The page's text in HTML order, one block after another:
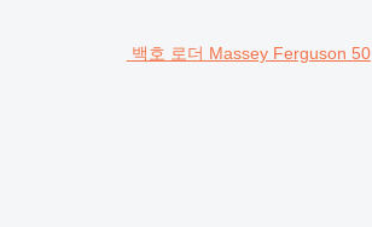
백호 로더 Massey Ferguson 50